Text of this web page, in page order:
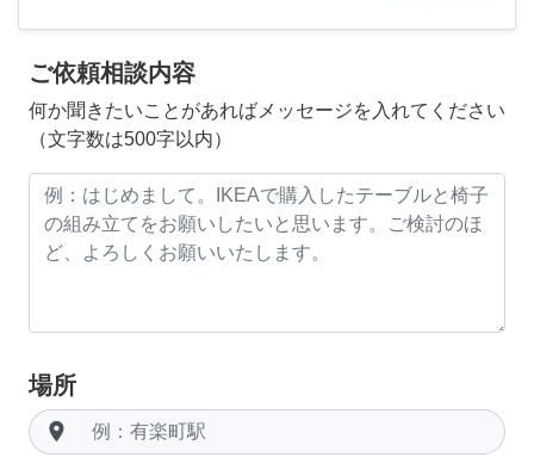
ご依頼相談内容
何か聞きたいことがあればメッセージを入れてください
（文字数は500字以内）
場所
room